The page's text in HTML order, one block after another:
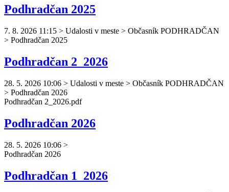
Podhradčan 2025
7. 8. 2026 11:15 > Udalosti v meste > Občasník PODHRADČAN
> Podhradčan 2025
Podhradčan 2_2026
28. 5. 2026 10:06 > Udalosti v meste > Občasník PODHRADČAN
> Podhradčan 2026
Podhradčan 2_2026.pdf
Podhradčan 2026
28. 5. 2026 10:06 >
Podhradčan 2026
Podhradčan 1_2026